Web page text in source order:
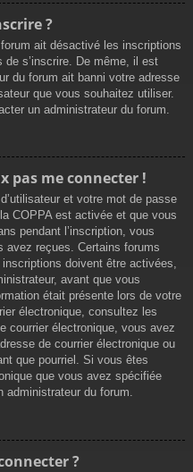
?
ait désactivé les inscriptions
de s’inscrire. De même, il est
du forum ait banni votre adresse
que vous souhaitez utiliser.
un administrateur du forum.
pas me connecter !
et votre mot de passe
COPPA est activée et que vous
pendant l’inscription, vous
avez reçues. Certains forums
doivent être activées,
avant que vous
était présente lors de votre
électronique, consultez les
courrier électronique, vous avez
de courrier électronique ou
que pourriel. Si vous êtes
que vous avez spécifiée
administrateur du forum.
?